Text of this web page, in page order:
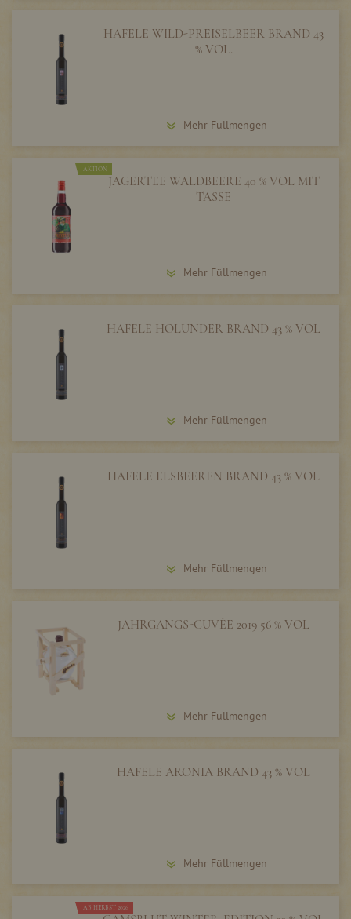
HAFELE WILD-PREISELBEER BRAND 43
% VOL.
Mehr Füllmengen
AKTION
JAGERTEE WALDBEERE 40 % VOL MIT
TASSE
Mehr Füllmengen
HAFELE HOLUNDER BRAND 43 % VOL
Mehr Füllmengen
HAFELE ELSBEEREN BRAND 43 % VOL
Mehr Füllmengen
JAHRGANGS-CUVÉE 2019 56 % VOL
Mehr Füllmengen
HAFELE ARONIA BRAND 43 % VOL
Mehr Füllmengen
AB HERBST 2026